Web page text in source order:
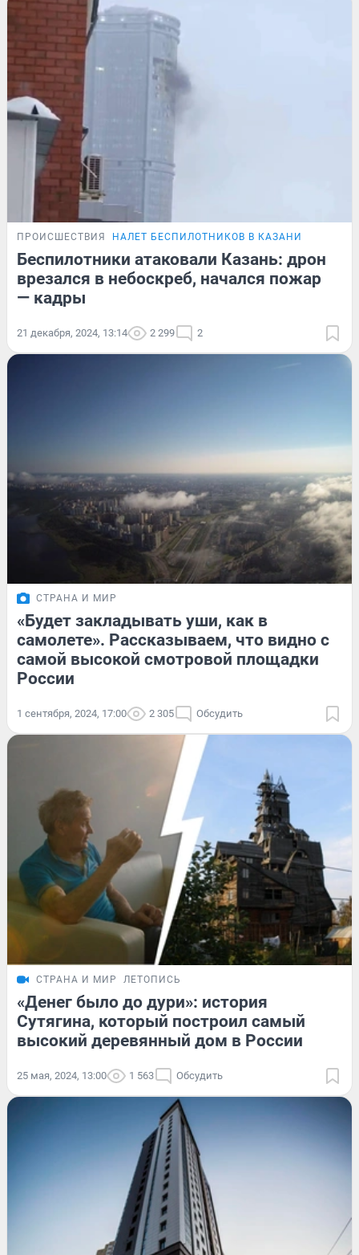
ПРОИСШЕСТВИЯ НАЛЕТ БЕСПИЛОТНИКОВ В КАЗАНИ
Беспилотники атаковали Казань: дрон
врезался в небоскреб, начался пожар
— кадры
21 декабря, 2024, 13:14 2 299 2
СТРАНА И МИР
«Будет закладывать уши, как в
самолете». Рассказываем, что видно с
самой высокой смотровой площадки
России
1 сентября, 2024, 17:00 2 305 Обсудить
СТРАНА И МИР ЛЕТОПИСЬ
«Денег было до дури»: история
Сутягина, который построил самый
высокий деревянный дом в России
25 мая, 2024, 13:00 1 563 Обсудить